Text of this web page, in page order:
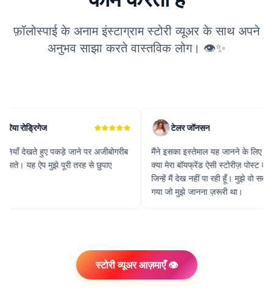
फ़ॉलोस्पाई के अनाम इंस्टाग्राम स्टोरी व्यूअर के साथ अपने
अनुभव साझा करते वास्तविक लोग। 👁️✨
पर अजीबोगरीब
तरह से छुपाए
टेलर जॉनसन
मैंने इसका इस्तेमाल यह जानने के लिए किया कि
क्या मेरा बॉयफ्रेंड ऐसी स्टोरीज़ पोस्ट कर रहा है
जिन्हें मैं देख नहीं पा रही हूँ। मुझे वो सब पता चल
गया जो मुझे जानना ज़रूरी था।
मैंने
हैं,
और
स्टोरी व्यूअर आज़माएँ 👁️